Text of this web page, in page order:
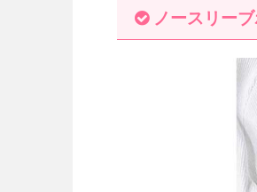
ノースリー